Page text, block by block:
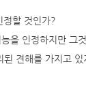
정할 것인가?
을 인정하지만 그
견해를 가지고 있